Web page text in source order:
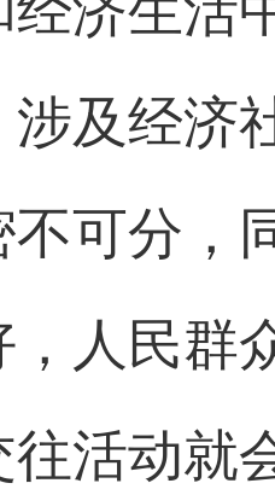
涉及经济
不可分，
，人民群
往活动就